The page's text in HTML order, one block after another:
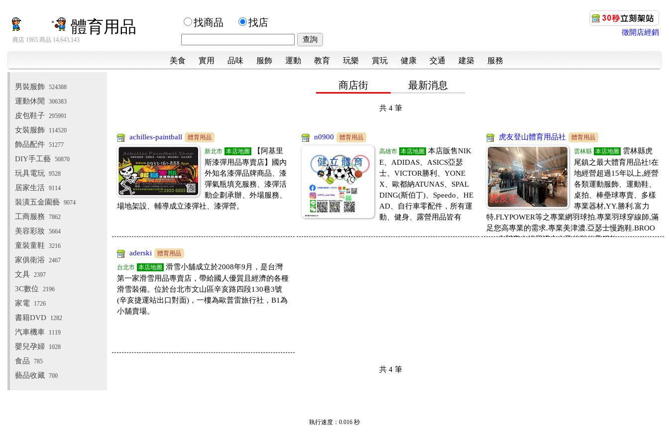
體育用品
商店 1965 商品 14,643,143
徵開店經銷
找商品 找店
美食 實用 品味 服飾 運動 教育 玩樂 賞玩 健康 交通 建築 服務
男裝服飾 524388
運動休閒 306383
皮包鞋子 295991
女裝服飾 114520
飾品配件 51277
DIY手工藝 50870
玩具電玩 9528
居家生活 9114
裝潢五金園藝 9074
工商服務 7862
美容彩妝 5664
童裝童鞋 3216
家俱衛浴 2467
文具 2397
3C數位 2196
家電 1726
書籍DVD 1282
汽車機車 1119
嬰兒孕婦 1028
食品 785
藝品收藏 700
商店街 最新消息
共4 筆
achilles-paintball
體育用品
新北市 本店地圖
【阿基里
斯漆彈用品專賣店】國內
外知名漆彈品牌商品、漆
彈氣瓶填充服務、漆彈活
動企劃承辦、外場服務、
場地架設、輔導成立漆彈社、漆彈營。
n0900
體育用品
高雄市 本店地圖
本店販售NIK
E、ADIDAS、ASICS亞瑟
士、VICTOR勝利、YONE
X、歐都納ATUNAS、SPAL
DING(斯伯丁)、Speedo、HE
AD、自行車零配件，所有運
動、健身、露營用品皆有
虎友登山體育用品社
體育用品
雲林縣 本店地圖
雲林縣虎
尾鎮之最大體育用品社!在
地經營超過15年以上,經營
各類運動服飾、運動鞋、
桌拍、棒壘球專賣、多樣
專業器材,YY.勝利.富力
特.FLYPOWER等之專業網羽球拍.專業羽球穿線師,滿
足您高專業的需求.專業美津濃.亞瑟士慢跑鞋.BROO
KS,會幫客人找尋適合自己的鞋款及服飾!
aderski
體育用品
台北市 本店地圖
滑雪小舖成立於2008年9月，是台灣
第一家滑雪用品專賣店，帶給國人優質且經濟的各種
滑雪裝備。位於台北市文山區辛亥路四段130巷3號
(辛亥捷運站出口對面)，一樓為歐普雷旅行社，B1為
小舖賣場。
共4 筆
執行速度 ：0.016 秒